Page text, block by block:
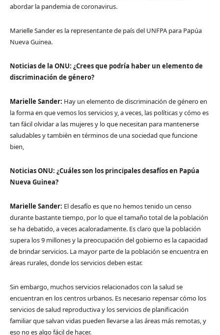
abordar la pandemia de coronavirus.
Marielle Sander es la representante de país del UNFPA para Papúa
Nueva Guinea.
Noticias de la ONU: ¿Crees que podría haber un elemento de
discriminación de género?
Marielle Sander: Hay un elemento de discriminación de género en
la forma en que vemos los servicios y, a veces, las políticas y cómo es
tan fácil olvidar a las mujeres y lo que necesitan para mantenerse
saludables y también en términos de una sociedad que funcione
bien,
Noticias ONU: ¿Cuáles son los principales desafíos en Papúa
Nueva Guinea?
Marielle Sander: El desafío es que no hemos tenido un censo
durante bastante tiempo, por lo que el tamaño total de la población
se ha debatido, a veces acaloradamente. Es claro que la población
supera los 9 millones y la preocupación del gobierno es la capacidad
de brindar servicios. La mayor parte de la población se encuentra en
áreas rurales, donde los servicios deben estar.
Sin embargo, muchos servicios relacionados con la salud se
encuentran en los centros urbanos. Es necesario repensar cómo los
servicios de salud reproductiva y los servicios de planificación
familiar que salvan vidas pueden llevarse a las áreas más remotas, y
eso no es algo fácil de hacer.